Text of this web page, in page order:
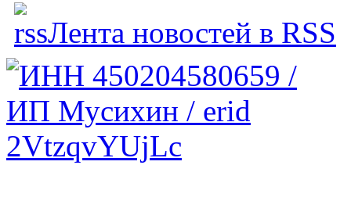
Лента новостей в RSS